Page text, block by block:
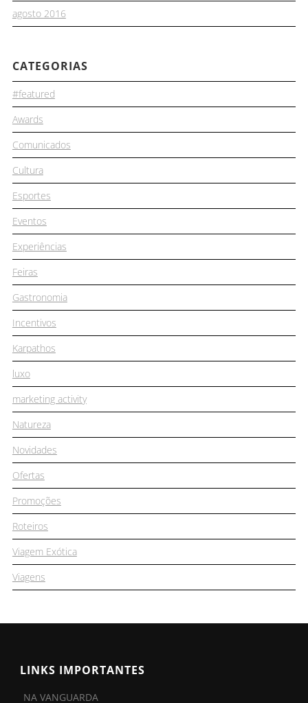
agosto 2016
CATEGORIAS
#featured
Awards
Comunicados
Cultura
Esportes
Eventos
Experiências
Feiras
Gastronomia
Incentivos
Karpathos
luxo
marketing activity
Natureza
Novidades
Ofertas
Promoções
Roteiros
Viagem Exótica
Viagens
LINKS IMPORTANTES
NA VANGUARDA